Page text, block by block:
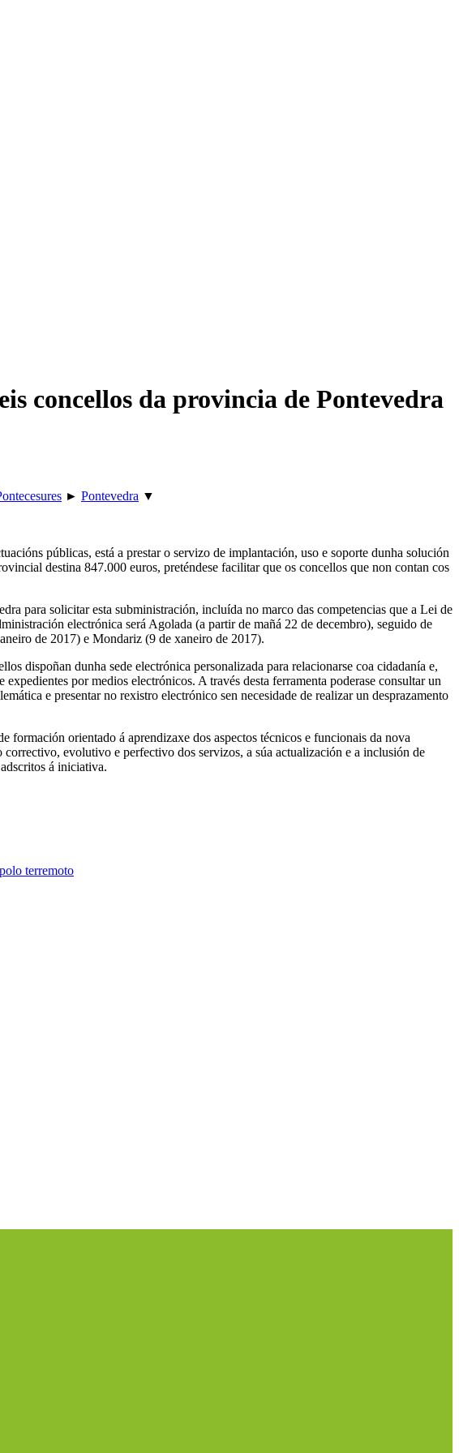
concellos da provincia de Pontevedra
► Pontevedra ▼
públicas, está a prestar o servizo de implantación, uso e soporte dunha solución
destina 847.000 euros, preténdese facilitar que os concellos que non contan cos
para solicitar esta subministración, incluída no marco das competencias que a Lei de
electrónica será Agolada (a partir de mañá 22 de decembro), seguido de
de 2017) e Mondariz (9 de xaneiro de 2017).
dispoñan dunha sede electrónica personalizada para relacionarse coa cidadanía e,
por medios electrónicos. A través desta ferramenta poderase consultar un
e presentar no rexistro electrónico sen necesidade de realizar un desprazamento
formación orientado á aprendizaxe dos aspectos técnicos e funcionais da nova
evolutivo e perfectivo dos servizos, a súa actualización e a inclusión de
á iniciativa.
terremoto